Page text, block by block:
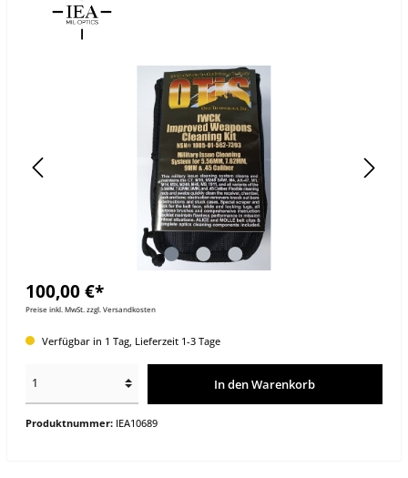
100,00 €*
Preise inkl. MwSt. zzgl. Versandkosten
Verfügbar in 1 Tag, Lieferzeit 1-3 Tage
In den Warenkorb
Produktnummer: IEA10689